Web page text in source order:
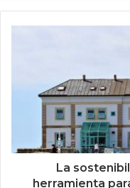
La
herramienta